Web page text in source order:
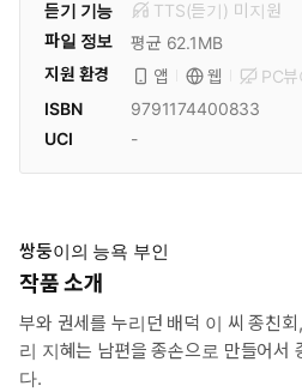
듣기 기능 TTS(듣기) 미 지원
파일 정보
평균 62.1MB
지원 환경
앱 웹 PC뷰
ISBN
9791174400833
UCI
-
쌍둥이의 능욕 부인
작품 소개
부와 권세를 누리던 배덕 이 씨 종친
리 지혜는 남편을 종손으로 만들어서
다.